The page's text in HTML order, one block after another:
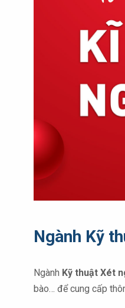
Ngành Kỹ
Ngành Kỹ thuật Xét
bào… để cung cấp